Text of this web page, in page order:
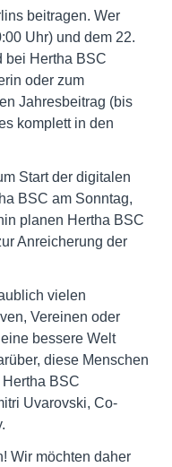
beitragen. Wer
Uhr) und dem 22.
bei Hertha BSC
oder zum
Jahresbeitrag (bis
komplett in den
Start der digitalen
BSC am Sonntag,
planen Hertha BSC
Anreicherung der
vielen
Vereinen oder
bessere Welt
diese Menschen
BSC
Uvarovski, Co-
Wir möchten daher